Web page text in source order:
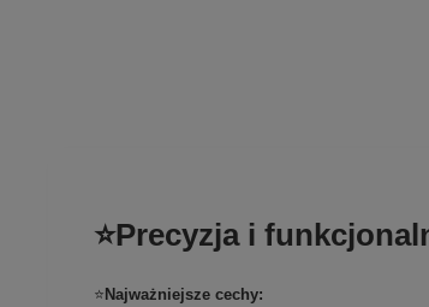
⭐Precyzja i
⭐ Najważniejsze cechy: